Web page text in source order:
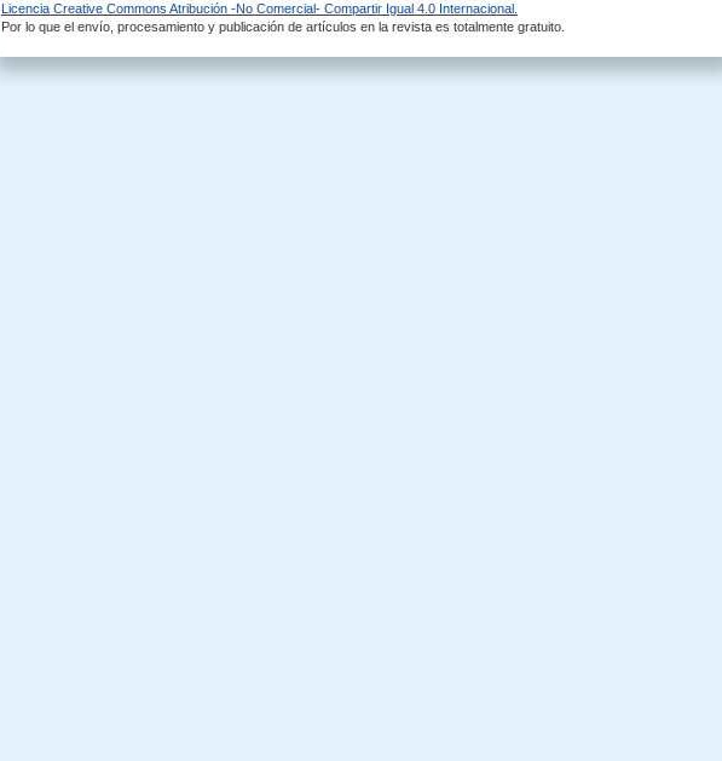
Licencia Creative Commons Atribución -No Comercial- Compartir Igual 4.0 Internacional.
Por lo que el envío, procesamiento y publicación de artículos en la revista es totalmente gratuito.